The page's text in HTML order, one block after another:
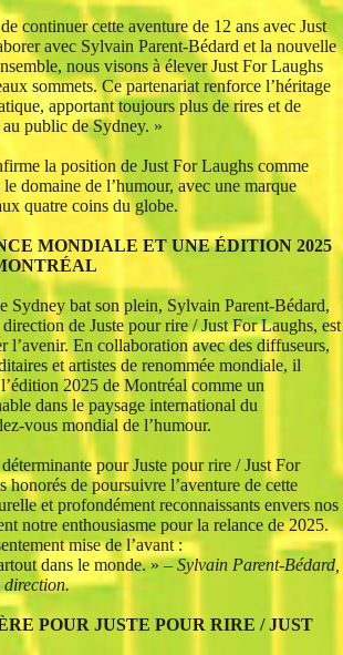
continuer cette aventure de 12 ans avec Just
avec Sylvain Parent-Bédard et la nouvelle
nous visons à élever Just For Laughs
sommets. Ce partenariat renforce l’héritage
apportant toujours plus de rires et de
public de Sydney. »
la position de Just For Laughs comme
domaine de l’humour, avec une marque
quatre coins du globe.
MONDIALE ET UNE ÉDITION 2025
Sydney bat son plein, Sylvain Parent-Bédard,
de Juste pour rire / Just For Laughs, est
l’avenir. En collaboration avec des diffuseurs,
et artistes de renommée mondiale, il
2025 de Montréal comme un
dans le paysage international du
vous mondial de l’humour.
déterminante pour Juste pour rire / Just For
honorés de poursuivre l’aventure de cette
et profondément reconnaissants envers nos
notre enthousiasme pour la relance de 2025.
mise de l’avant :
dans le monde. »– Sylvain Parent-Bédard,
direction.
POUR JUSTE POUR RIRE / JUST